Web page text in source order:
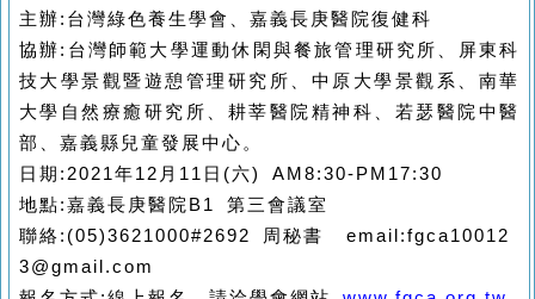
主辦:台灣綠色養生學會、嘉義長庚醫院復健科
協辦: 台灣師範大學運動休閑與餐旅管理研究所、
屏東科
技大學景觀暨遊憩管理研究所
、中原大學景觀系、南華
大學自然療癒研究所、耕莘醫院精神科、若瑟醫院中醫
部、嘉義縣兒童發展中心。
日期:2021年12 月11日(六)
AM8:30-PM17:30
地點:嘉義長庚醫院B1 第三會議室
聯絡:(05)3621000#2692 周秘書 email:fgca10012
3@gmail.com